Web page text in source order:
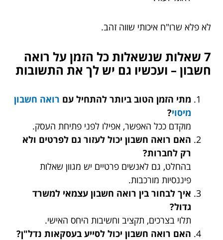
לא פלא שרו"ח איכותי שווה זהב.
7 שאלות שנשאלות כל הזמן על רואה
חשבון – ועכשיו גם יש לך את התשובות
מתי הזמן הטוב ביותר להתחיל עם רואה חשבון
מיסוי?
מוקדם ככל האפשר, אפילו לפני פתיחת העסק.
האם רואה חשבון יכול לעזור גם לפרטים ולא
רק לחברות?
בהחלט, גם לאנשים פרטיים יש מגוון שאלות
פיננסיות מורכבות.
איך לבחור בין רואה חשבון עצמאי למשרד
גדול?
תלוי בצרכים, תקציב וחשיבות היחס האישי.
האם רואה חשבון יכול לסייע בעסקאות נדל"ן?